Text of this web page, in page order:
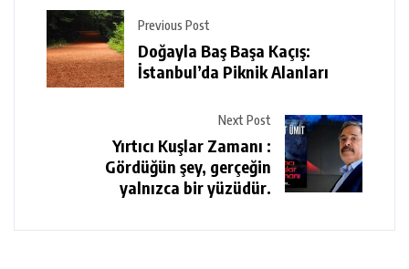
Previous Post
Doğayla Baş Başa Kaçış:
İstanbul’da Piknik Alanları
Next Post
Yırtıcı Kuşlar Zamanı :
Gördüğün şey, gerçeğin
yalnızca bir yüzüdür.